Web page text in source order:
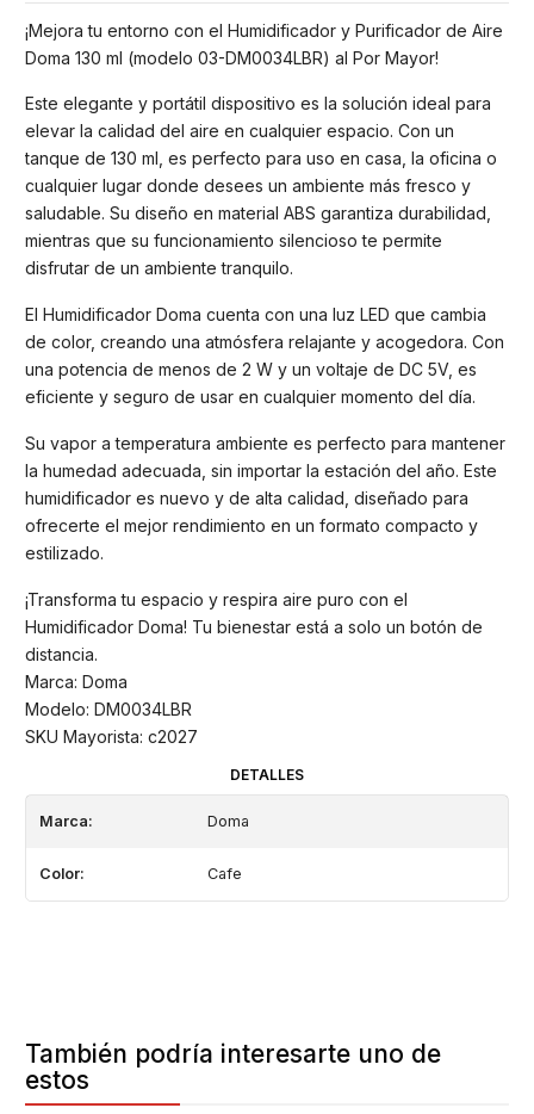
¡Mejora tu entorno con el Humidificador y Purificador de Aire
Doma 130 ml (modelo 03-DM0034LBR) al Por Mayor!
Este elegante y portátil dispositivo es la solución ideal para
elevar la calidad del aire en cualquier espacio. Con un
tanque de 130 ml, es perfecto para uso en casa, la oficina o
cualquier lugar donde desees un ambiente más fresco y
saludable. Su diseño en material ABS garantiza durabilidad,
mientras que su funcionamiento silencioso te permite
disfrutar de un ambiente tranquilo.
El Humidificador Doma cuenta con una luz LED que cambia
de color, creando una atmósfera relajante y acogedora. Con
una potencia de menos de 2 W y un voltaje de DC 5V, es
eficiente y seguro de usar en cualquier momento del día.
Su vapor a temperatura ambiente es perfecto para mantener
la humedad adecuada, sin importar la estación del año. Este
humidificador es nuevo y de alta calidad, diseñado para
ofrecerte el mejor rendimiento en un formato compacto y
estilizado.
¡Transforma tu espacio y respira aire puro con el
Humidificador Doma! Tu bienestar está a solo un botón de
distancia.
Marca: Doma
Modelo: DM0034LBR
SKU Mayorista: c2027
DETALLES
Marca: Doma
Color: Cafe
También podría interesarte uno de
estos